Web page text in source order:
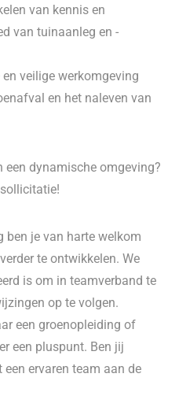
van kennis en
van tuinaanleg en -
veilige werkomgeving
en het naleven van
een dynamische omgeving?
ben je van harte welkom
te ontwikkelen. We
is om in teamverband te
op te volgen.
een groenopleiding of
een pluspunt. Ben jij
ervaren team aan de